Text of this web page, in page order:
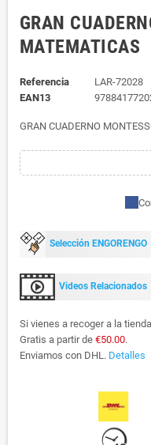
GRAN
MATEMATICAS
Referencia
LAR-72028
EAN13
GRAN CUADERNO
Selección ENGORENGO
Videos Relacionados
Si vienes a recoger a la
Gratis a partir de €50.00.
Enviamos con DHL. Detalles